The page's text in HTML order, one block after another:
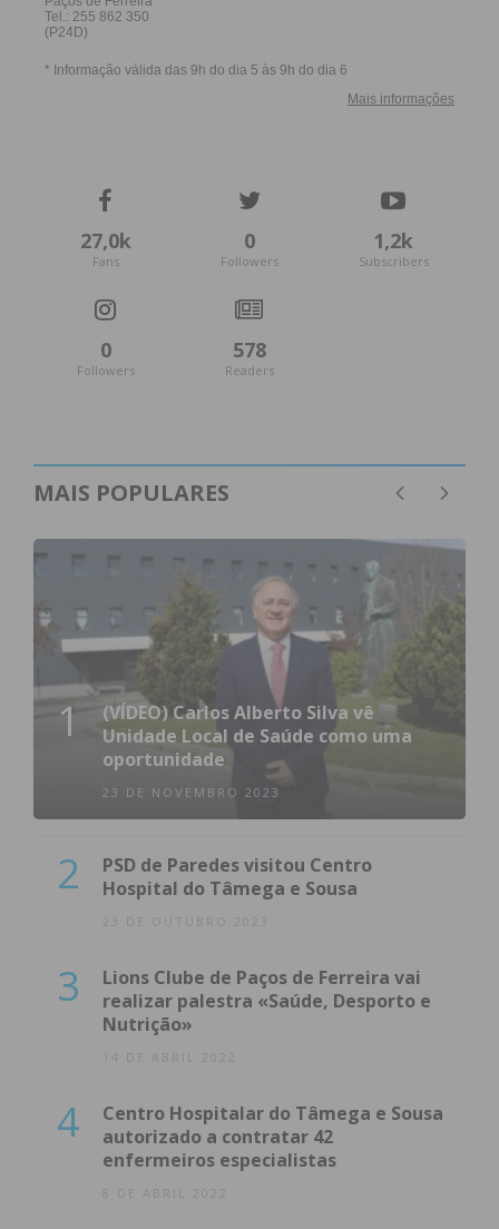
27,0k
Fans
0
Followers
1,2k
Subscribers
0
Followers
578
Readers
MAIS POPULARES
1
(VÍDEO) Carlos Alberto Silva vê
Unidade Local de Saúde como uma
oportunidade
23 DE NOVEMBRO 2023
2
PSD de Paredes visitou Centro
Hospital do Tâmega e Sousa
23 DE OUTUBRO 2023
3
Lions Clube de Paços de Ferreira vai
realizar palestra «Saúde, Desporto e
Nutrição»
14 DE ABRIL 2022
4
Centro Hospitalar do Tâmega e Sousa
autorizado a contratar 42
enfermeiros especialistas
8 DE ABRIL 2022